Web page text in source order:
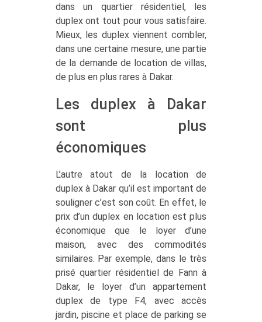
dans un quartier résidentiel, les
duplex ont tout pour vous satisfaire.
Mieux, les duplex viennent combler,
dans une certaine mesure, une partie
de la demande de location de villas,
de plus en plus rares à Dakar.
Les duplex à Dakar
sont plus
économiques
L’autre atout de la location de
duplex à Dakar qu’il est important de
souligner c’est son coût. En effet, le
prix d’un duplex en location est plus
économique que le loyer d’une
maison, avec des commodités
similaires. Par exemple, dans le très
prisé quartier résidentiel de Fann à
Dakar, le loyer d’un appartement
duplex de type F4, avec accès
jardin, piscine et place de parking se